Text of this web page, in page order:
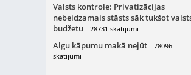
Valsts kontrole: Privatizācijas
nebeidzamais stāsts sāk tukšot
budžetu - 28731 skatījumi
Algu kāpumu makā nejūt - 78096
skatījumi